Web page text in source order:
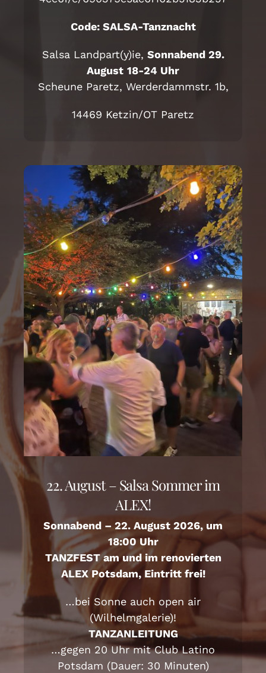
Code: SALSA-Tanznacht
Salsa Landpart(y)ie, Sonnabend 29.
August 18-24 Uhr
Scheune Paretz, Werderdammstr. 1b,
14469 Ketzin/OT Paretz
22. August – Salsa Sommer im
ALEX!
Sonnabend – 22. August 2026, um
18:00 Uhr
TANZFEST am und im renovierten
ALEX Potsdam, Eintritt frei!
…bei Sonne auch open air
(Wilhelmgalerie)!
TANZANLEITUNG
…gegen 20 Uhr mit Club Latino
Potsdam (Dauer: 30 Minuten)